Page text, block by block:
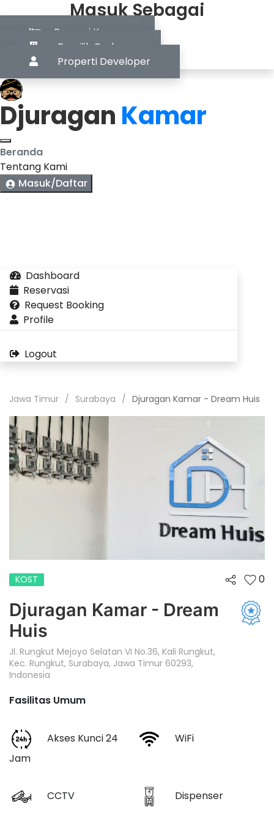
Masuk Sebagai
Pencari Kamar
Pemilik Gedung
Properti Developer
Djuragan Kamar
Beranda
Tentang Kami
Masuk/Daftar
Dashboard
Reservasi
Request Booking
Profile
Logout
Jawa Timur Surabaya Djuragan Kamar - Dream Huis
KOST 0
Djuragan Kamar - Dream
Huis
Jl. Rungkut Mejoyo Selatan VI No.36, Kali Rungkut,
Kec. Rungkut, Surabaya, Jawa Timur 60293,
Indonesia
Fasilitas Umum
Akses Kunci 24
Jam
WiFi
CCTV Dispenser